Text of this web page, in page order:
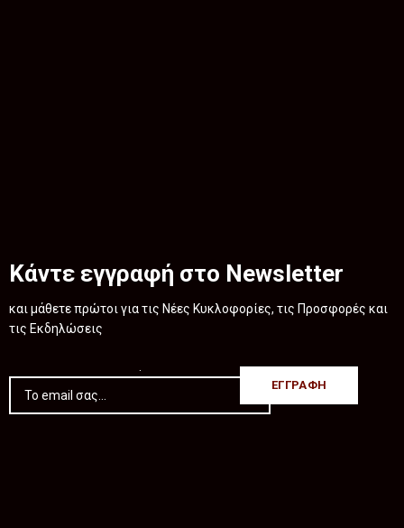
Κάντε εγγραφή στο Newsletter
και μάθετε πρώτοι για τις Νέες Κυκλοφορίες, τις Προσφορές και
τις Εκδηλώσεις
.